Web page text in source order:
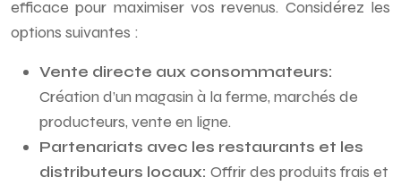
efficace pour maximiser vos revenus. Considérez les
options suivantes :
Vente directe aux consommateurs:
Création d’un magasin à la ferme, marchés de
producteurs, vente en ligne.
Partenariats avec les restaurants et les
distributeurs locaux: Offrir des produits frais et